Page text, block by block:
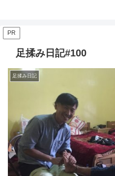
PR
足揉み日記#100
足揉み日記